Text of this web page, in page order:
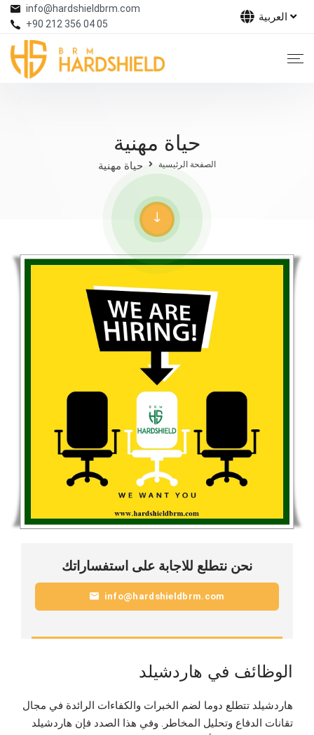
info@hardshieldbrm.com
+90 212 356 04 05
العربية
حياة مهنية
حياة مهنية الصفحة الرئيسية
نحن نتطلع للاجابة على استفساراتك
info@hardshieldbrm.com
الوظائف في هاردشيلد
هاردشيلد تتطلع دوما لضم الخبرات والكفاءات الرائدة في مجال
تقانات الدفاع وتحليل المخاطر. وفي هذا الصدد فإن هاردشيلد